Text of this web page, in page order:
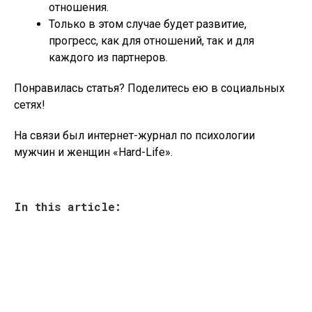
отношения.
Только в этом случае будет развитие,
прогресс, как для отношений, так и для
каждого из партнеров.
Понравилась статья? Поделитесь ею в социальных
сетях!
На связи был интернет-журнал по психологии
мужчин и женщин «Hard-Life».
In this article: